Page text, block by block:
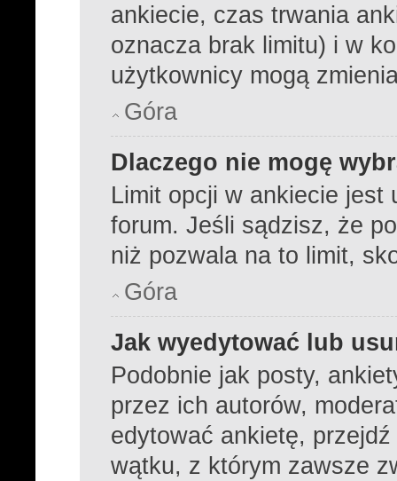
ankiecie, czas trwania
oznacza brak limitu) i w
użytkownicy mogą
Góra
Dlaczego nie mogę
Limit opcji w ankiecie jest
forum. Jeśli sądzisz, że
niż pozwala na to limit,
Góra
Jak wyedytować lub
Podobnie jak posty,
przez ich autorów,
edytować ankietę,
wątku, z którym zawsze